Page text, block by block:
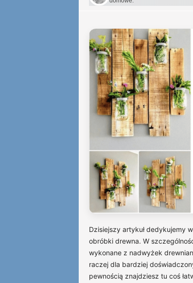
Dzisiejszy artykuł dedykujemy
obróbki drewna. W
wykonane z nadwyżek
raczej dla bardziej
pewnością znajdziesz tu coś